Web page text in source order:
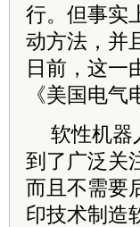
行。但事实
动方法，并
日前，这一
《美国电
软性机器
到了广泛关
而且不需要
印技术制造